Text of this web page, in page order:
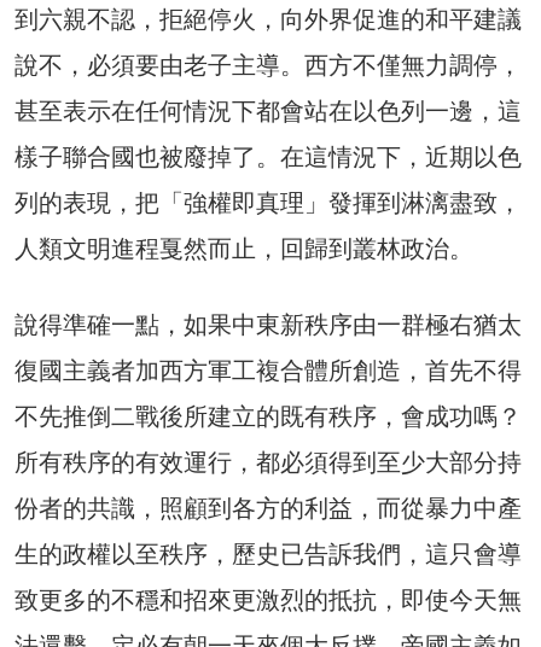
到六親不認，拒絕停火，向外界促進的和平建議
說不，必須要由老子主導。西方不僅無力調停，
甚至表示在任何情況下都會站在以色列一邊，這
樣子聯合國也被廢掉了。在這情況下，近期以色
列的表現，把「強權即真理」發揮到淋漓盡致，
人類文明進程戛然而止，回歸到叢林政治。
說得準確一點，如果中東新秩序由一群極右猶太
復國主義者加西方軍工複合體所創造，首先不得
不先推倒二戰後所建立的既有秩序，會成功嗎？
所有秩序的有效運行，都必須得到至少大部分持
份者的共識，照顧到各方的利益，而從暴力中產
生的政權以至秩序，歷史已告訴我們，這只會導
致更多的不穩和招來更激烈的抵抗，即使今天無